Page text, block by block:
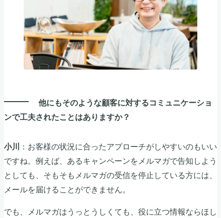
他にもそのような顧客に対するコミュニケーショ
ンで工夫されたことはありますか？
小川 ：お客様の状況に合ったアプローチがしやすいのもいい
ですね。例えば、あるキャンペーンをメルマガで告知しよう
としても、そもそもメルマガの受信を停止している方には、
メールを届けることができません。
でも、メルマガはうっとうしくても、役に立つ情報ならほし